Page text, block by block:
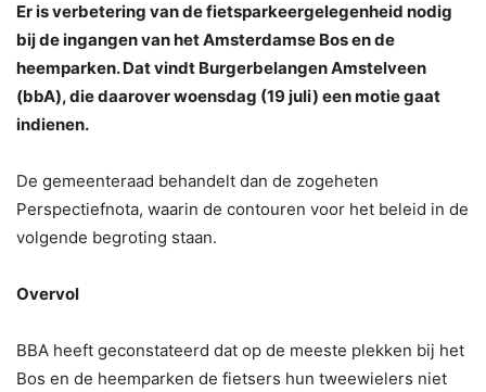
Er is verbetering van de fietsparkeergelegenheid nodig
bij de ingangen van het Amsterdamse Bos en de
heemparken. Dat vindt Burgerbelangen Amstelveen
(bbA), die daarover woensdag (19 juli) een motie gaat
indienen.
De gemeenteraad behandelt dan de zogeheten
Perspectiefnota, waarin de contouren voor het beleid in de
volgende begroting staan.
Overvol
BBA heeft geconstateerd dat op de meeste plekken bij het
Bos en de heemparken de fietsers hun tweewielers niet